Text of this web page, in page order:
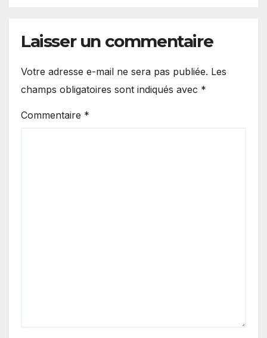
Laisser un commentaire
Votre adresse e-mail ne sera pas publiée. Les
champs obligatoires sont indiqués avec *
Commentaire *